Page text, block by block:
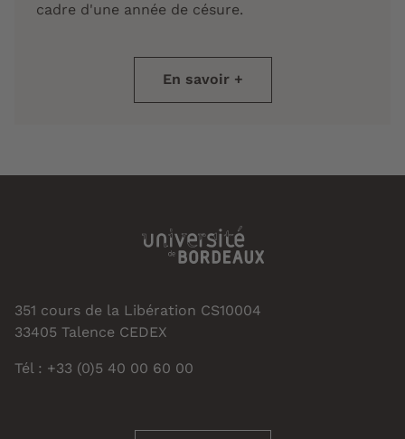
cadre d'une année de césure.
En savoir +
351 cours de la Libération CS10004
33405 Talence CEDEX
Tél : +33 (0)5 40 00 60 00